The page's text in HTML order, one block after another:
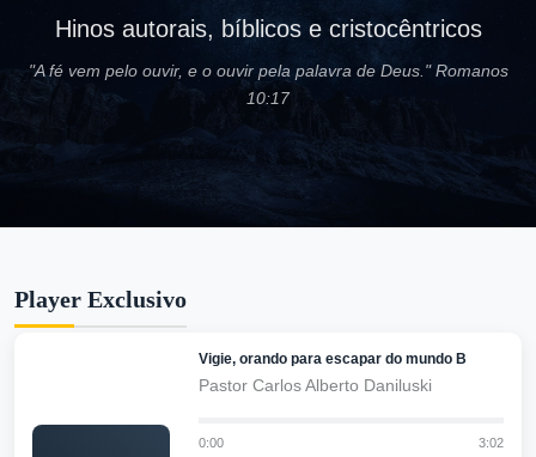
Hinos autorais, bíblicos e cristocêntricos
"A fé vem pelo ouvir, e o ouvir pela palavra de Deus." Romanos
10:17
Player Exclusivo
Vigie, orando para escapar do mundo B
Pastor Carlos Alberto Daniluski
0:00 3:02